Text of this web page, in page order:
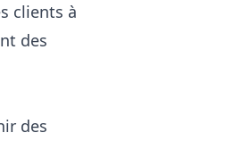
clients à
des
des